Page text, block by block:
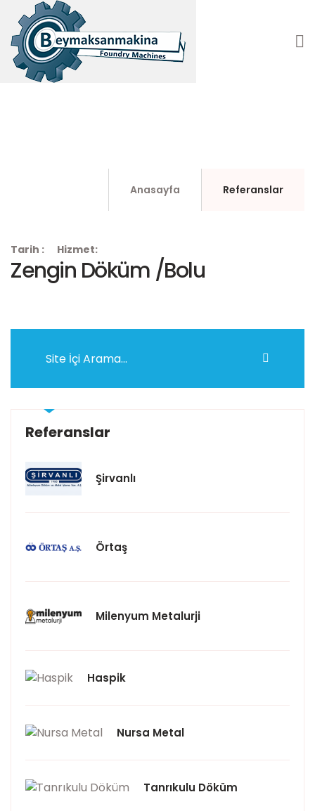
Anasayfa Referanslar
Tarih : Hizmet:
Zengin Döküm /Bolu
Referanslar
Şirvanlı
Örtaş
Milenyum Metalurji
Haspik
Nursa Metal
Tanrıkulu Döküm